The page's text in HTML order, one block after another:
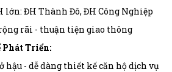
lớn: ĐH Thành Đô, ĐH Công Nghiệp
rãi - thuận tiện giao thông
Phát Triển:
hậu - dễ dàng thiết kế căn hộ dịch vụ